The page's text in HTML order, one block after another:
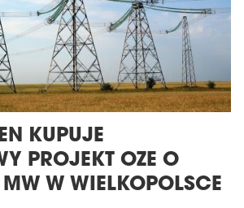
KUPUJE
PROJEKT OZE O
W WIELKOPOLSCE